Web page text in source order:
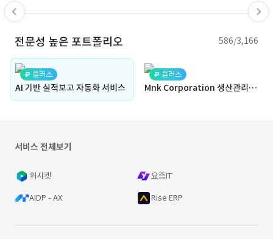
전문성 높은 포트폴리오 586/3,166
플러스
AI 기반 실적보고 자동화 서비스
플러스
Mnk Corporation 생산관리시스템 구축
서비스 전체보기
위시켓 요즘IT
AIDP - AX Rise ERP